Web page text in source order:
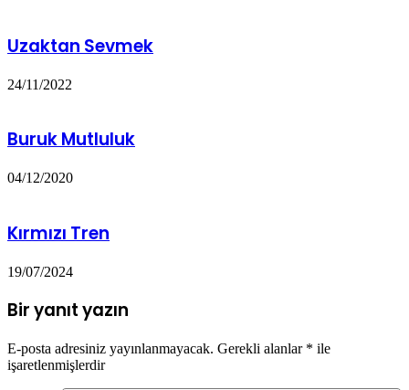
Uzaktan Sevmek
24/11/2022
Buruk Mutluluk
04/12/2020
Kırmızı Tren
19/07/2024
Bir yanıt yazın
E-posta adresiniz yayınlanmayacak. Gerekli alanlar * ile
işaretlenmişlerdir